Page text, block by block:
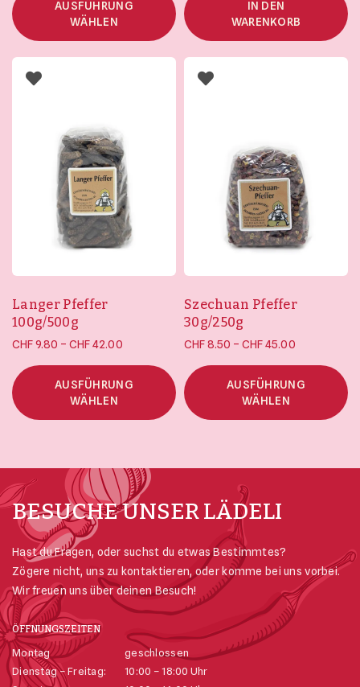
AUSFÜHRUNG
WÄHLEN
IN DEN
WARENKORB
Langer Pfeffer
100g/500g
CHF9.80 – CHF42.00 Preisspanne:
CHF 42.00
AUSFÜHRUNG
WÄHLEN
Szechuan Pfeffer
30g/250g
CHF8.50 – CHF45.00
CHF 45.00
AUSFÜHRUNG
WÄHLEN
BESUCHE UNSER LÄDELI
Hast du Fragen, oder suchst du etwas Bestimmtes?
Zögere nicht, uns zu kontaktieren, oder komme bei uns vorbei.
Wir freuen uns über deinen Besuch!
ÖFFNUNGSZEITEN
Montag
geschlossen
Dienstag – Freitag:
10:00 – 18:00 Uhr